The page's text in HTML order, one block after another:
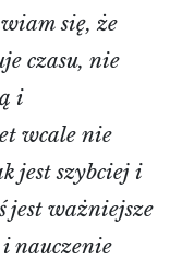
się, że
czasu, nie
i
wcale nie
jest szybciej i
jest ważniejsze
nauczenie